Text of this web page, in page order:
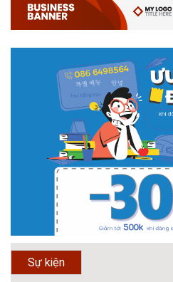
Sự kiện
Với mức điểm thi Tốt nghiệp THPT từ
toàn có thể theo học 1 trong những
đảm 100% t...
# 26.06.2018 | 10:57
Hội thảo quốc tế ''Xây dựng đô
phát triển bền vững” /...
Phát triển đô thị thông minh và bền
thành phố trên thế giới. Tại Việt Nam,
toàn quốc đang triển khai hoặc khởi
minh. Vi...
# 23.06.2018 | 15:37
Hội thảo về sàn bê tông chất
Chí Minh
Hội thảo “Sàn bê tông chất lượng cao
& Mỹ và các vấn đề áp dụng tại Việt
sẽ diễn ra vào 14h00 ngày 26/06/2018
và ngày 28/...